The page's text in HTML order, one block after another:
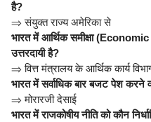
है?
⇒ संयुक्त राज्य अमेरिका से
भारत में आर्थिक समीक्षा
उत्तरदायी है?
⇒ वित्त मंत्रालय के आर्थिक कार्य
भारत में सर्वाधिक बार बजट पेश करने
⇒ मोरारजी देसाई
भारत में राजकोषीय नीति को कौन